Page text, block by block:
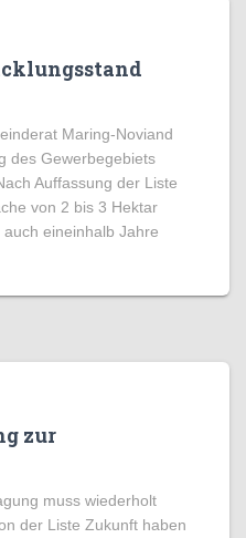
Maring-Noviand
des Gewerbegebiets
Auffassung der Liste
von 2 bis 3 Hektar
eineinhalb Jahre
zur
muss wiederholt
der Liste Zukunft haben